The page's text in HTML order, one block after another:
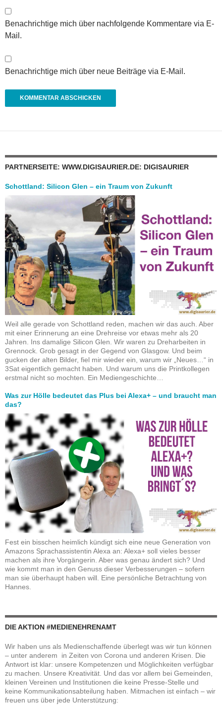
Benachrichtige mich über nachfolgende Kommentare via E-
Mail.
Benachrichtige mich über neue Beiträge via E-Mail.
PARTNERSEITE: WWW.DIGISAURIER.DE: DIGISAURIER
Schottland: Silicon Glen – ein Traum von Zukunft
Weil alle gerade von Schottland reden, machen wir das auch. Aber
mit einer Erinnerung an eine Drehreise vor etwas mehr als 20
Jahren. Ins damalige Silicon Glen. Wir waren zu Dreharbeiten in
Grennock. Grob gesagt in der Gegend von Glasgow. Und beim
gucken der alten Bilder, fiel mir wieder ein, warum wir „Neues…“ in
3Sat eigentlich gemacht haben. Und warum uns die Printkollegen
erstmal nicht so mochten. Ein Mediengeschichte…
Was zur Hölle bedeutet das Plus bei Alexa+ – und braucht man
das?
Fest ein bisschen heimlich kündigt sich eine neue Generation von
Amazons Sprachassistentin Alexa an: Alexa+ soll vieles besser
machen als ihre Vorgängerin. Aber was genau ändert sich? Und
wie kommt man in den Genuss dieser Verbesserungen – sofern
man sie überhaupt haben will. Eine persönliche Betrachtung von
Hannes.
DIE AKTION #MEDIENEHRENAMT
Wir haben uns als Medienschaffende überlegt was wir tun können
– unter anderem in Zeiten von Corona und anderen Krisen. Die
Antwort ist klar: unsere Kompetenzen und Möglichkeiten verfügbar
zu machen. Unsere Kreativität. Und das vor allem bei Gemeinden,
kleinen Vereinen und Institutionen die keine Presse-Stelle und
keine Kommunikationsabteilung haben. Mitmachen ist einfach – wir
freuen uns über jede Unterstützung: